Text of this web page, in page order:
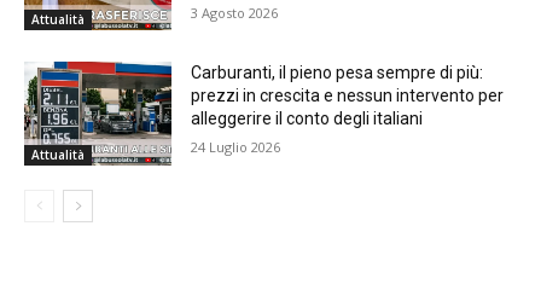
Attualità 3 Agosto 2026
Attualità
Carburanti, il pieno pesa sempre di più:
prezzi in crescita e nessun intervento per
alleggerire il conto degli italiani
24 Luglio 2026